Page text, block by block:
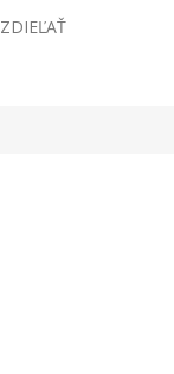
ZDIEĽAŤ